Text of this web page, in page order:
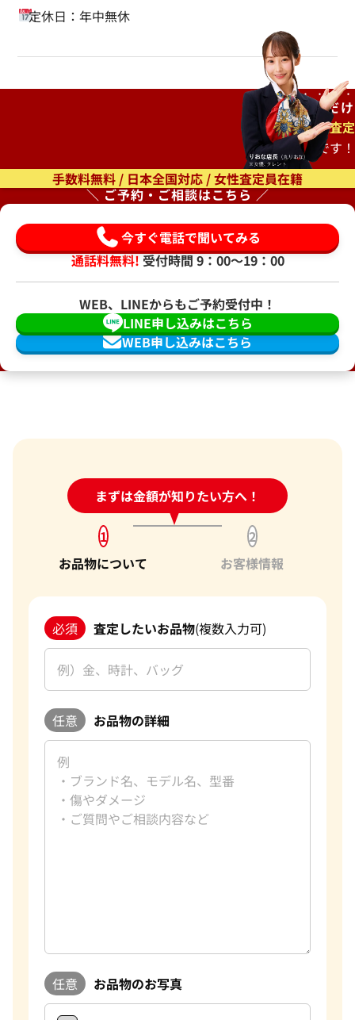
定休日：年中無休
ご自宅で待つだけ
出張査定
もオススメです！
手数料無料 / 日本全国対応 / 女性査定員在籍
＼ ご予約・ご相談はこちら ／
今すぐ電話で聞いてみる
通話料無料!受付時間 9：00〜19：00
WEB、LINEからもご予約受付中！
WEB申し込みはこちら
LINE申し込みはこちら
まずは金額が知りたい方へ！
24時間受付中!問い合わせフォーム
1
お品物について
2
お客様情報
必須 査定したいお品物(複数入力可)
任意 お品物の詳細
任意 お品物のお写真